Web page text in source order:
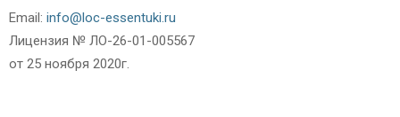
Email: info@loc-essentuki.ru
Лицензия № ЛО-26-01-005567
от 25 ноября 2020г.